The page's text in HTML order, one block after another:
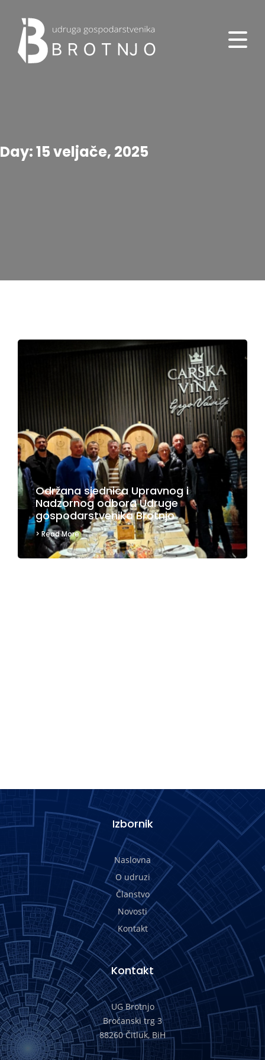
Day: 15 veljače, 2025
Održana sjednica Upravnog i
Nadzornog odbora Udruge
gospodarstvenika Brotnjo
> Read More
Izbornik
Naslovna
O udruzi
Članstvo
Novosti
Kontakt
Kontakt
UG Brotnjo
Broćanski trg 3
88260 Čitluk, BiH